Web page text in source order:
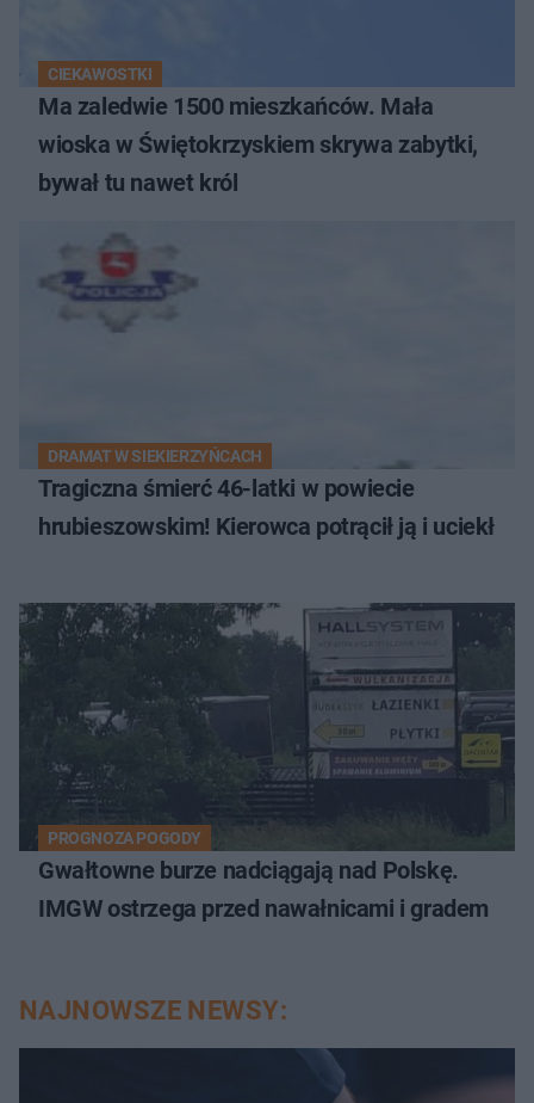
CIEKAWOSTKI
Ma zaledwie 1500 mieszkańców. Mała
wioska w Świętokrzyskiem skrywa zabytki,
bywał tu nawet król
DRAMAT W SIEKIERZYŃCACH
Tragiczna śmierć 46-latki w powiecie
hrubieszowskim! Kierowca potrącił ją i uciekł
PROGNOZA POGODY
Gwałtowne burze nadciągają nad Polskę.
IMGW ostrzega przed nawałnicami i gradem
NAJNOWSZE NEWSY: